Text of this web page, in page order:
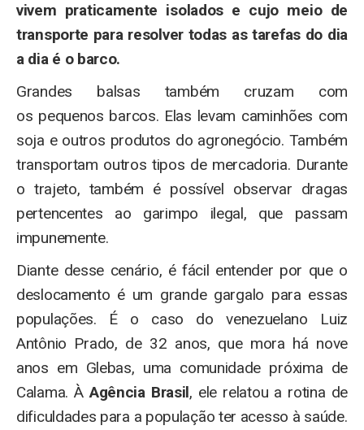
vivem praticamente isolados e cujo meio de
transporte para resolver todas as tarefas do dia
a dia é o barco.
Grandes balsas também cruzam com
os pequenos barcos. Elas levam caminhões com
soja e outros produtos do agronegócio. Também
transportam outros tipos de mercadoria. Durante
o trajeto, também é possível observar dragas
pertencentes ao garimpo ilegal, que passam
impunemente.
Diante desse cenário, é fácil entender por que o
deslocamento é um grande gargalo para essas
populações. É o caso do venezuelano Luiz
Antônio Prado, de 32 anos, que mora há nove
anos em Glebas, uma comunidade próxima de
Calama. ÀAgência Brasil, ele relatou a rotina de
dificuldades para a população ter acesso à saúde.